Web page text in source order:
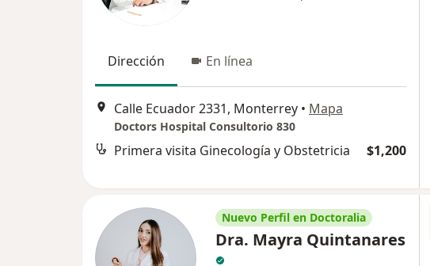
Dirección En línea
Calle Ecuador 2331, Monterrey • Mapa
Doctors Hospital Consultorio 830
Primera visita Ginecología y Obstetricia $1,200
Nuevo Perfil en Doctoralia
Dra. Mayra Quintanares